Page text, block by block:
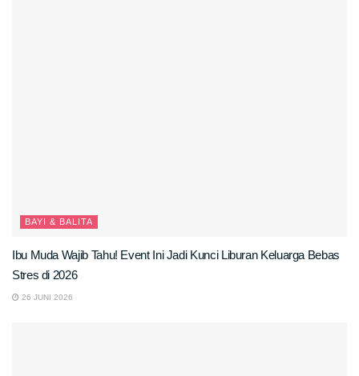
BAYI & BALITA
Ibu Muda Wajib Tahu! Event Ini Jadi Kunci Liburan Keluarga Bebas
Stres di 2026
26 JUNI 2026